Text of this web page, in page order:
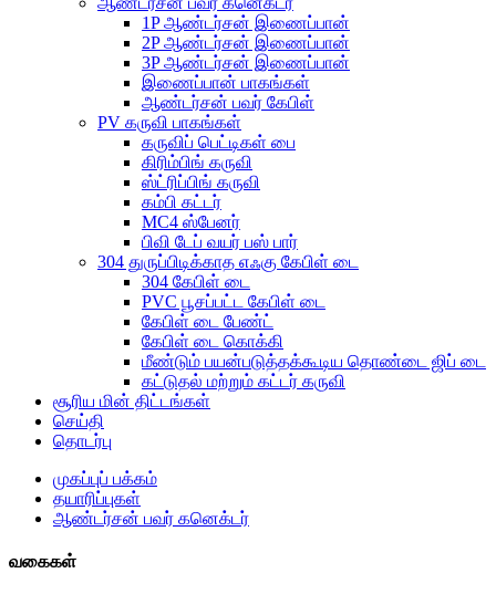
1P ஆண்டர்சன் இணைப்பான்
2P ஆண்டர்சன் இணைப்பான்
3P ஆண்டர்சன் இணைப்பான்
இணைப்பான் பாகங்கள்
ஆண்டர்சன் பவர் கேபிள்
PV கருவி பாகங்கள்
கருவிப் பெட்டிகள் பை
கிரிம்பிங் கருவி
ஸ்ட்ரிப்பிங் கருவி
கம்பி கட்டர்
MC4 ஸ்பேனர்
பிவி டேப் வயர் பஸ் பார்
304 துருப்பிடிக்காத எஃகு கேபிள் டை
304 கேபிள் டை
PVC பூசப்பட்ட கேபிள் டை
கேபிள் டை பேண்ட்
கேபிள் டை கொக்கி
மீண்டும் பயன்படுத்தக்கூடிய தொண்டை ஜிப் டை
கட்டுதல் மற்றும் கட்டர் கருவி
சூரிய மின் திட்டங்கள்
செய்தி
தொடர்பு
முகப்புப் பக்கம்
தயாரிப்புகள்
ஆண்டர்சன் பவர் கனெக்டர்
வகைகள்